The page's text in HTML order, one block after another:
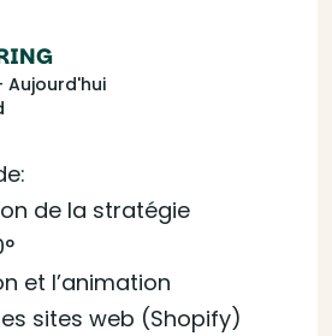
Aujourd'hui
de la stratégie
et l’animation
sites web (Shopify)